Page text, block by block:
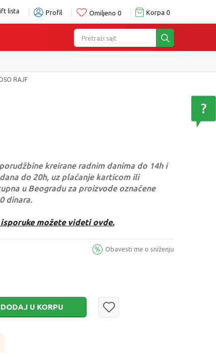
lista Profil Omiljeno 0 Korpa 0
Pretraži sajt
RAJF
kreirane radnim danima do 14h i
do 20h, uz plaćanje karticom ili
u Beogradu za proizvode označene
dinara.
možete videti ovde.
Obavesti me o sniženju
DODAJ U KORPU